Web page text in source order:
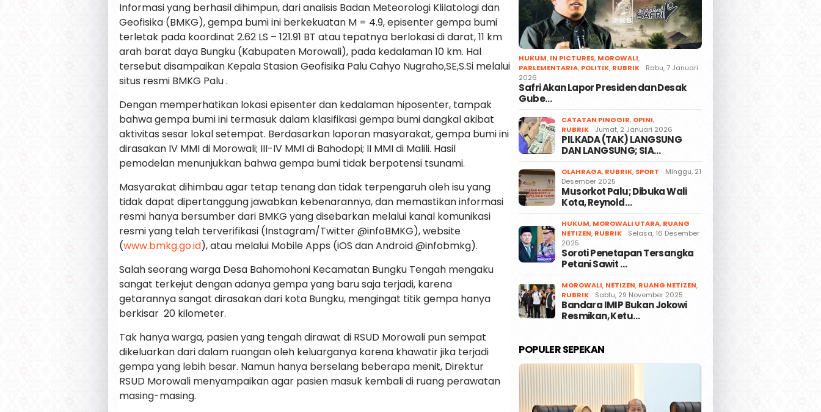
Informasi yang berhasil dihimpun, dari analisis Badan Meteorologi Klilatologi dan
Geofisika (BMKG), gempa bumi ini berkekuatan M = 4.9, episenter gempa bumi
terletak pada koordinat 2.62 LS – 121.91 BT atau tepatnya berlokasi di darat, 11 km
arah barat daya Bungku (Kabupaten Morowali), pada kedalaman 10 km. Hal
tersebut disampaikan Kepala Stasion Geofisika Palu Cahyo Nugraho,SE,S.Si melalui
situs resmi BMKG Palu .
Dengan memperhatikan lokasi episenter dan kedalaman hiposenter, tampak
bahwa gempa bumi ini termasuk dalam klasifikasi gempa bumi dangkal akibat
aktivitas sesar lokal setempat. Berdasarkan laporan masyarakat, gempa bumi ini
dirasakan IV MMI di Morowali; III-IV MMI di Bahodopi; II MMI di Malili. Hasil
pemodelan menunjukkan bahwa gempa bumi tidak berpotensi tsunami.
Masyarakat dihimbau agar tetap tenang dan tidak terpengaruh oleh isu yang
tidak dapat dipertanggung jawabkan kebenarannya, dan memastikan informasi
resmi hanya bersumber dari BMKG yang disebarkan melalui kanal komunikasi
resmi yang telah terverifikasi (Instagram/Twitter @infoBMKG), website
(www.bmkg.go.id), atau melalui Mobile Apps (iOS dan Android @infobmkg).
Salah seorang warga Desa Bahomohoni Kecamatan Bungku Tengah mengaku
sangat terkejut dengan adanya gempa yang baru saja terjadi, karena
getarannya sangat dirasakan dari kota Bungku, mengingat titik gempa hanya
berkisar 20 kilometer.
Tak hanya warga, pasien yang tengah dirawat di RSUD Morowali pun sempat
dikeluarkan dari dalam ruangan oleh keluarganya karena khawatir jika terjadi
gempa yang lebih besar. Namun hanya berselang beberapa menit, Direktur
RSUD Morowali menyampaikan agar pasien masuk kembali di ruang perawatan
masing-masing.
HUKUM, IN PICTURES, MOROWALI,
PARLEMENTARIA, POLITIK, RUBRIK
Rabu, 7 Januari
2026
Safri Akan Lapor Presiden dan Desak
Gube…
CATATAN PINGGIR, OPINI,
RUBRIK
Jumat, 2 Januari 2026
PILKADA (TAK) LANGSUNG
DAN LANGSUNG; SIA…
OLAHRAGA, RUBRIK, SPORT
Minggu, 21
Desember 2025
Musorkot Palu; Dibuka Wali
Kota, Reynold…
HUKUM, MOROWALI UTARA, RUANG
NETIZEN, RUBRIK
Selasa, 16 Desember
2025
Soroti Penetapan Tersangka
Petani Sawit …
MOROWALI, NETIZEN, RUANG NETIZEN,
RUBRIK
Sabtu, 29 November 2025
Bandara IMIP Bukan Jokowi
Resmikan, Ketu…
POPULER SEPEKAN